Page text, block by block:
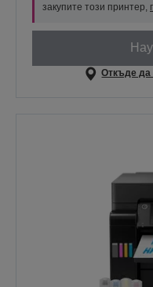
закупите този принтер,
Откъде да